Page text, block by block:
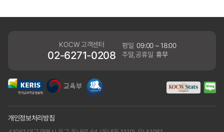
KOCW 고객센터
02-6271-0208
평일 09:00 ~ 18:00
주말,공휴일 휴무
개인정보처리방침